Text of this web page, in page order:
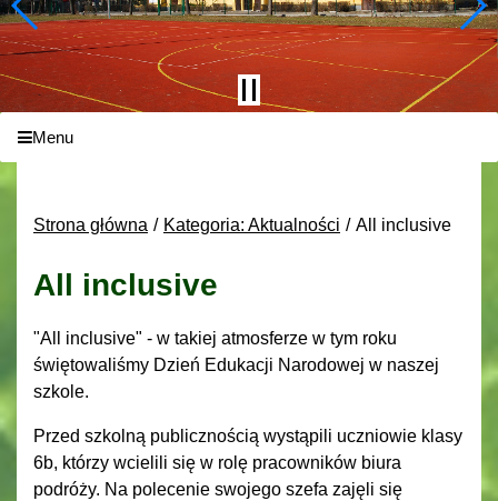
Menu
Strona główna Kategoria: Aktualności All inclusive
All inclusive
"All inclusive" - w takiej atmosferze w tym roku
świętowaliśmy Dzień Edukacji Narodowej w naszej
szkole.
Przed szkolną publicznością wystąpili uczniowie klasy
6b, którzy wcielili się w rolę pracowników biura
podróży. Na polecenie swojego szefa zajęli się